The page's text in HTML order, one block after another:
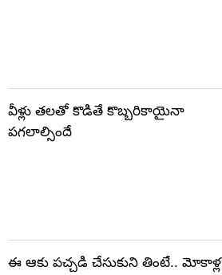
వీళ్లు తలతో కొడితే కొబ్బరికాయైనా
పగలాల్సిందే
ఈ ఆకు పచ్చడి చేసుకుని తింటే.. మోకాళ్ల